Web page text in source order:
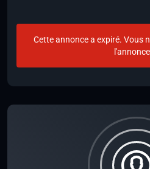
Cette annonce a expiré. Vous